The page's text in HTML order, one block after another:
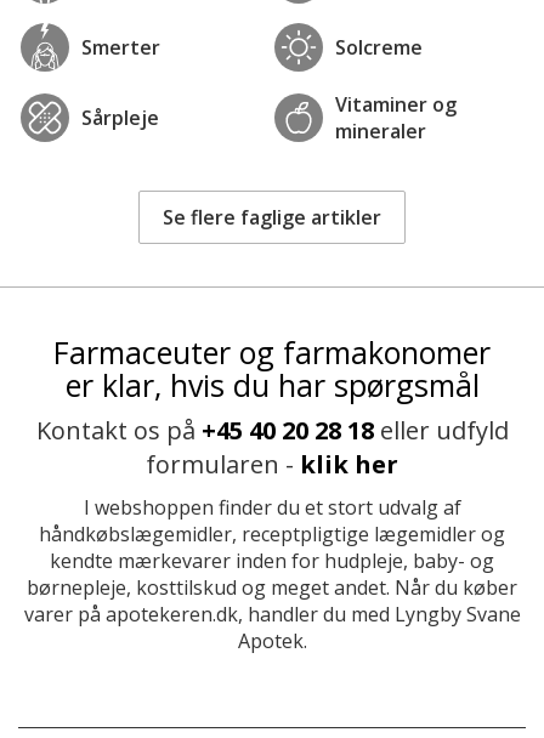
Smerter Solcreme
Sårpleje
Vitaminer og
mineraler
Se flere faglige artikler
Farmaceuter og farmakonomer
er klar, hvis du har spørgsmål
Kontakt os på +45 40 20 28 18eller udfyld
formularen - klik her
I webshoppen finder du et stort udvalg af
håndkøbslægemidler, receptpligtige lægemidler og
kendte mærkevarer inden for hudpleje, baby- og
børnepleje, kosttilskud og meget andet. Når du køber
varer på apotekeren.dk, handler du med Lyngby Svane
Apotek.